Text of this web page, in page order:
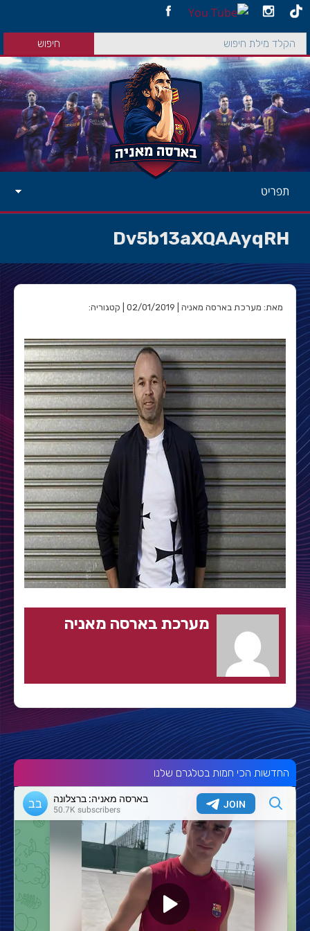
תפריט
Dv5b13aXQAAyqRH
מאת: מערכת בארסה מאניה | 02/01/2019 | קטגוריה:
מערכת בארסה מאניה
החדשות הכי חמות בטלגרם שלנו